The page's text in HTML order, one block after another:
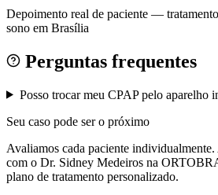
Depoimento real de paciente —
sono em Brasília
Perguntas frequentes
Posso trocar meu CPAP pelo aparelho
Seu caso pode ser o próximo
Avaliamos cada paciente
com o Dr. Sidney Medeiros na
plano de tratamento personalizado.